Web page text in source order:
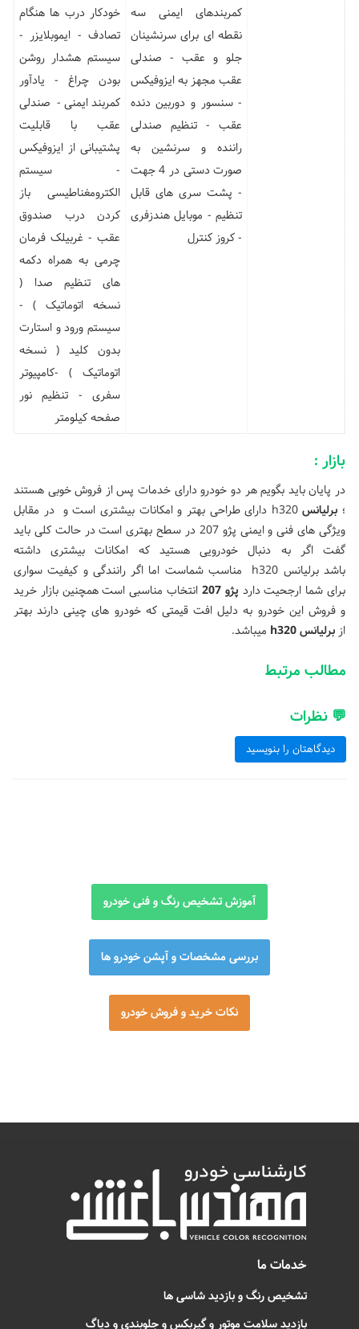
کمربندهای ایمنی سه
نقطه ای برای سرنشینان
جلو و عقب - صندلی
عقب مجهز به ایزوفیکس
- سنسور و دوربین دنده
عقب - تنظیم صندلی
راننده و سرنشین به
صورت دستی در 4 جهت
- پشت سری های قابل
تنظیم - موبایل هندزفری
- کروز کنترل
خودکار درب ها هنگام
تصادف - ایموبلایزر -
سیستم هشدار روشن
بودن چراغ - یادآور
کمربند ایمنی - صندلی
عقب با قابلیت
پشتیبانی از ایزوفیکس
- سیستم
الکترومغناطیسی باز
کردن درب صندوق
عقب - غربیلک فرمان
چرمی به همراه دکمه
های تنظیم صدا (
نسخه اتوماتیک ) -
سیستم ورود و استارت
بدون کلید ( نسخه
اتوماتیک ) -کامپیوتر
سفری - تنظیم نور
صفحه کیلومتر
بازار :
در پایان باید بگویم هر دو خودرو دارای خدمات پس از فروش خوبی هستند
؛ برلیانس
h320 دارای طراحی بهتر و امکانات بیشتری است و در مقابل
ویژگی های فنی و ایمنی پژو 207 در سطح بهتری است در حالت کلی باید
گفت اگر به دنبال خودرویی هستید که امکانات بیشتری داشته
باشد برلیانس h320 مناسب شماست اما اگر رانندگی و کیفیت سواری
برای شما ارجحیت دارد پژو 207
انتخاب مناسبی است همچنین بازار خرید
و فروش این خودرو به دلیل افت قیمتی که خودرو های چینی دارند بهتر
از برلیانس h320 میباشد.
مطالب مرتبط
💬 نظرات
دیدگاهتان را بنویسید
آموزش تشخیص رنگ و فنی خودرو
بررسی مشخصات و آپشن خودرو ها
نکات خرید و فروش خودرو
خدمات ما
تشخیص رنگ و بازدید شاسی ها
بازدید سلامت موتور و گیربکس و جلوبندی و دیاگ